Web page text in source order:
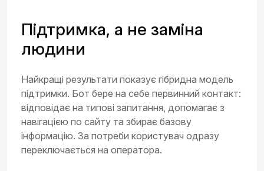
Підтримка, а не заміна
людини
Найкращі результати показує гібридна модель
підтримки. Бот бере на себе первинний контакт:
відповідає на типові запитання, допомагає з
навігацією по сайту та збирає базову
інформацію. За потреби користувач одразу
переключається на оператора.